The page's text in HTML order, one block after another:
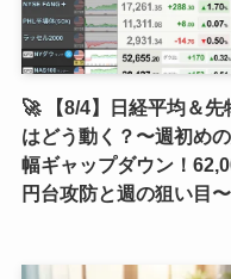
🚀 【8/4】日経平均＆先
はどう動く？〜週初め
幅ギャップダウン！
円台攻防と週の狙い目〜